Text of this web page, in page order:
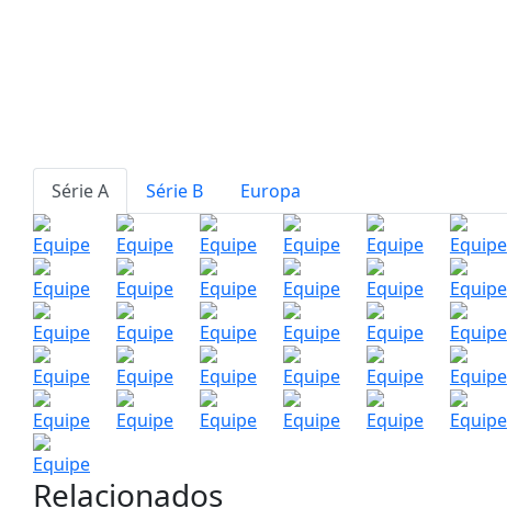
Série A Série B Europa
Relacionados